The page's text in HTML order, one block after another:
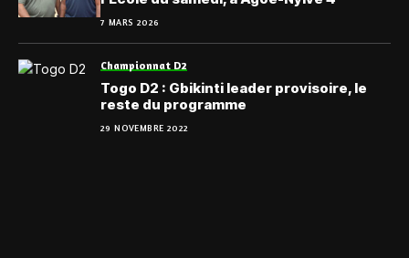
7 MARS 2026
Championnat D2
Togo D2 : Gbikinti leader provisoire, le
reste du programme
29 NOVEMBRE 2022